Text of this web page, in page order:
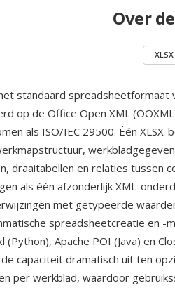
Over
XLSX
standaard spreadsheetformaat
op de Office Open XML
als ISO/IEC 29500. Één
draaitabellen en relaties tussen
als één afzonderlijk XML-
met getypeerde
spreadsheetcreatie en -
(Python), Apache POI (Java) en
capaciteit dramatisch uit ten
per werkblad, waardoor